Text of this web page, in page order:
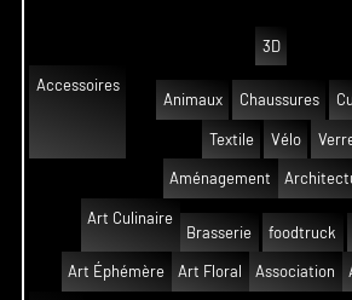
3D
Accessoires
Animaux
Chaussures
Textile Vélo
Aménagement
Art Culinaire
Brasserie
foodtruck
Art Éphémère Art Floral Association